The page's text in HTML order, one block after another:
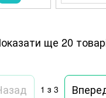
ще 20
1 з 3